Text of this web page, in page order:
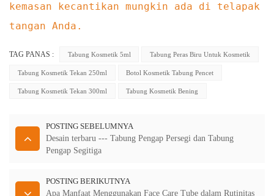
kemasan kecantikan mungkin ada di telapak
tangan Anda.
TAG PANAS : Tabung Kosmetik 5ml Tabung Peras Biru Untuk Kosmetik
Tabung Kosmetik Tekan 250ml Botol Kosmetik Tabung Pencet
Tabung Kosmetik Tekan 300ml Tabung Kosmetik Bening
POSTING SEBELUMNYA
Desain terbaru --- Tabung Pengap Persegi dan Tabung
Pengap Segitiga
POSTING BERIKUTNYA
Apa Manfaat Menggunakan Face Care Tube dalam Rutinitas